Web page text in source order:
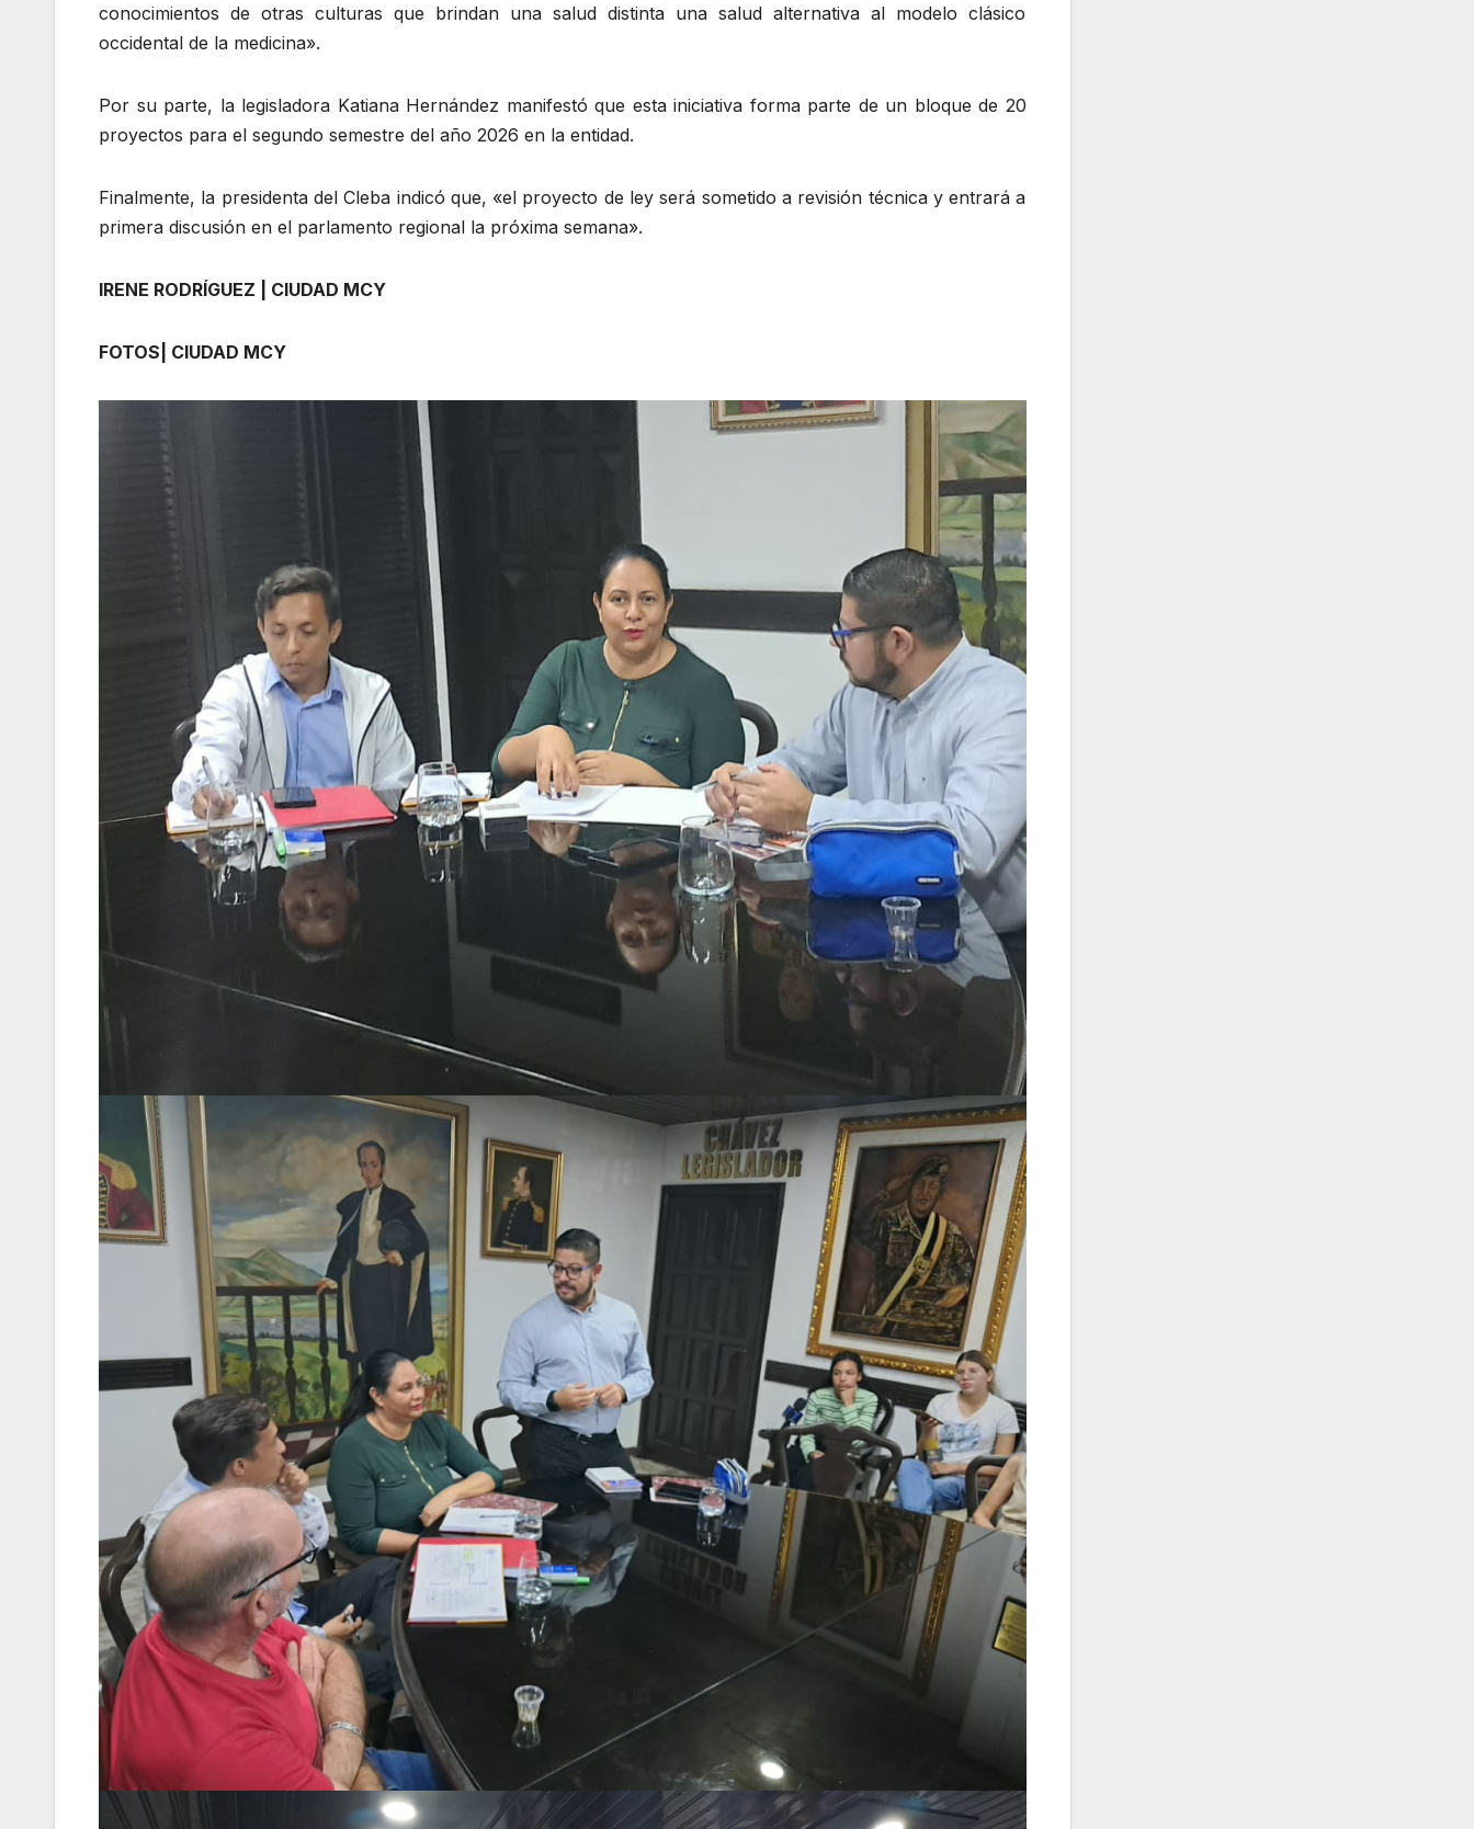
conocimientos de otras culturas que brindan una salud distinta una salud alternativa al modelo clásico
occidental de la medicina».
Por su parte, la legisladora Katiana Hernández manifestó que esta iniciativa forma parte de un bloque de 20
proyectos para el segundo semestre del año 2026 en la entidad.
Finalmente, la presidenta del Cleba indicó que, «el proyecto de ley será sometido a revisión técnica y entrará a
primera discusión en el parlamento regional la próxima semana».
IRENE RODRÍGUEZ | CIUDAD MCY
FOTOS| CIUDAD MCY